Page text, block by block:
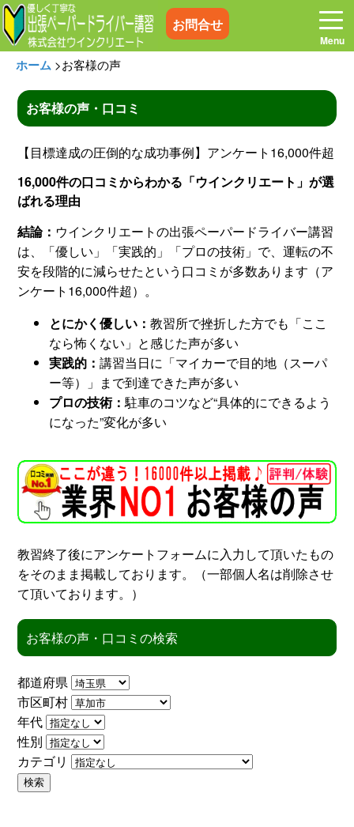
お問合せ
ホーム お電話はこちら
プログラム 講習料金
お客様の声 コラム&トピックス
よくある質問
出張地域 メディア紹介
スタッフ紹介 申し込みフロー
簡易補助ブレーキと
新着情報 会社概要
ホーム >お客様の声
お客様の声・口コミ
【目標達成の圧倒的な成功事例】アンケート16,000件超
16,000件の口コミからわかる「ウインクリエート」が選
ばれる理由
結論： ウインクリエートの出張ペーパードライバー講習
は、「優しい」「実践的」「プロの技術」で、運転の不
安を段階的に減らせたという口コミが多数あります（ア
ンケート16,000件超）。
とにかく優しい：教習所で挫折した方でも「ここ
なら怖くない」と感じた声が多い
実践的：講習当日に「マイカーで目的地（スーパ
ー等）」まで到達できた声が多い
プロの技術：駐車のコツなど“具体的にできるよう
になった”変化が多い
教習終了後にアンケートフォームに入力して頂いたもの
をそのまま掲載しております。（一部個人名は削除させ
て頂いております。）
お客様の声・口コミの検索
都道府県
市区町村
年代
性別
カテゴリ
検索